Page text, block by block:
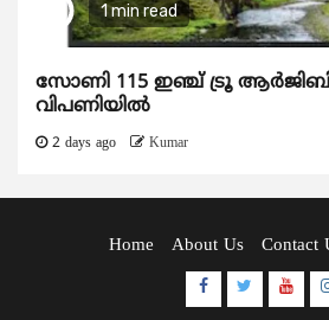
1 min read
സോണി 115 ഇഞ്ച് ട്രൂ
വിപണിയിൽ
2 days ago Kumar
Home About Us Contact
Facebook
Twitter